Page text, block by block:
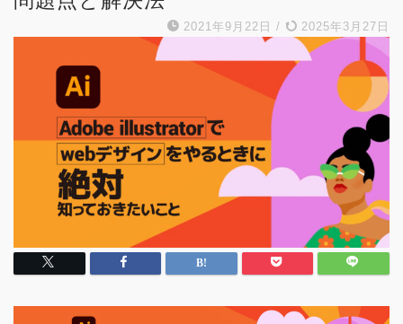
2021年9月22日 / 2025年3月27日